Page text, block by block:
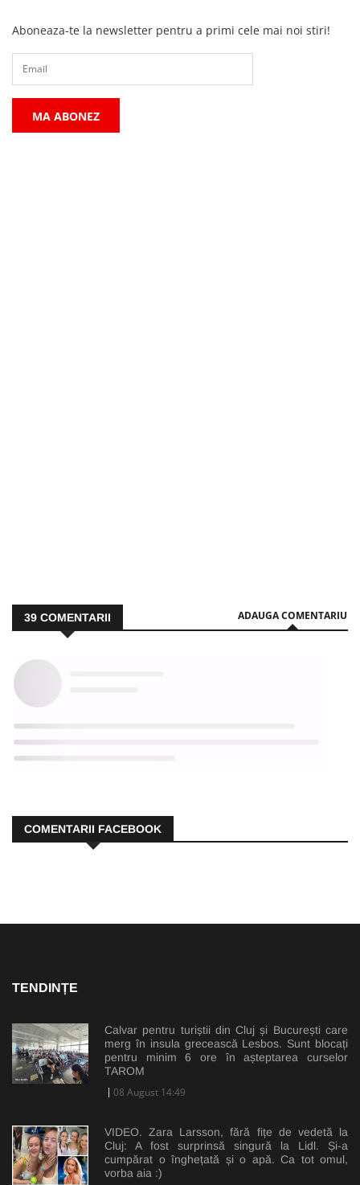
Aboneaza-te la newsletter pentru a primi cele mai noi stiri!
MA ABONEZ
39 COMENTARII ADAUGA COMENTARIU
COMENTARII FACEBOOK
TENDINȚE
Calvar pentru turiștii din Cluj și București care
merg în insula grecească Lesbos. Sunt blocați
pentru minim 6 ore în așteptarea curselor
TAROM
08 August 14:49
VIDEO. Zara Larsson, fără fițe de vedetă la
Cluj: A fost surprinsă singură la Lidl. Și-a
cumpărat o înghețată și o apă. Ca tot omul,
vorba aia :)